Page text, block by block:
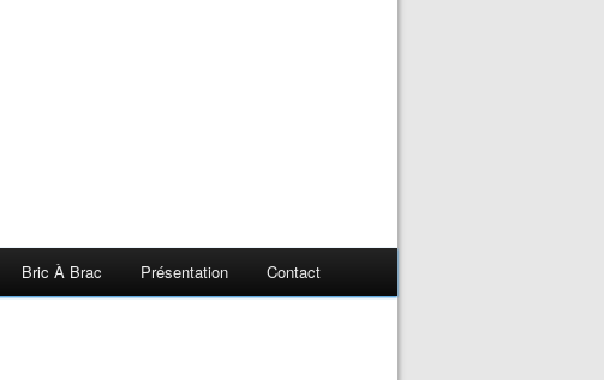
Bric À Brac Présentation Contact